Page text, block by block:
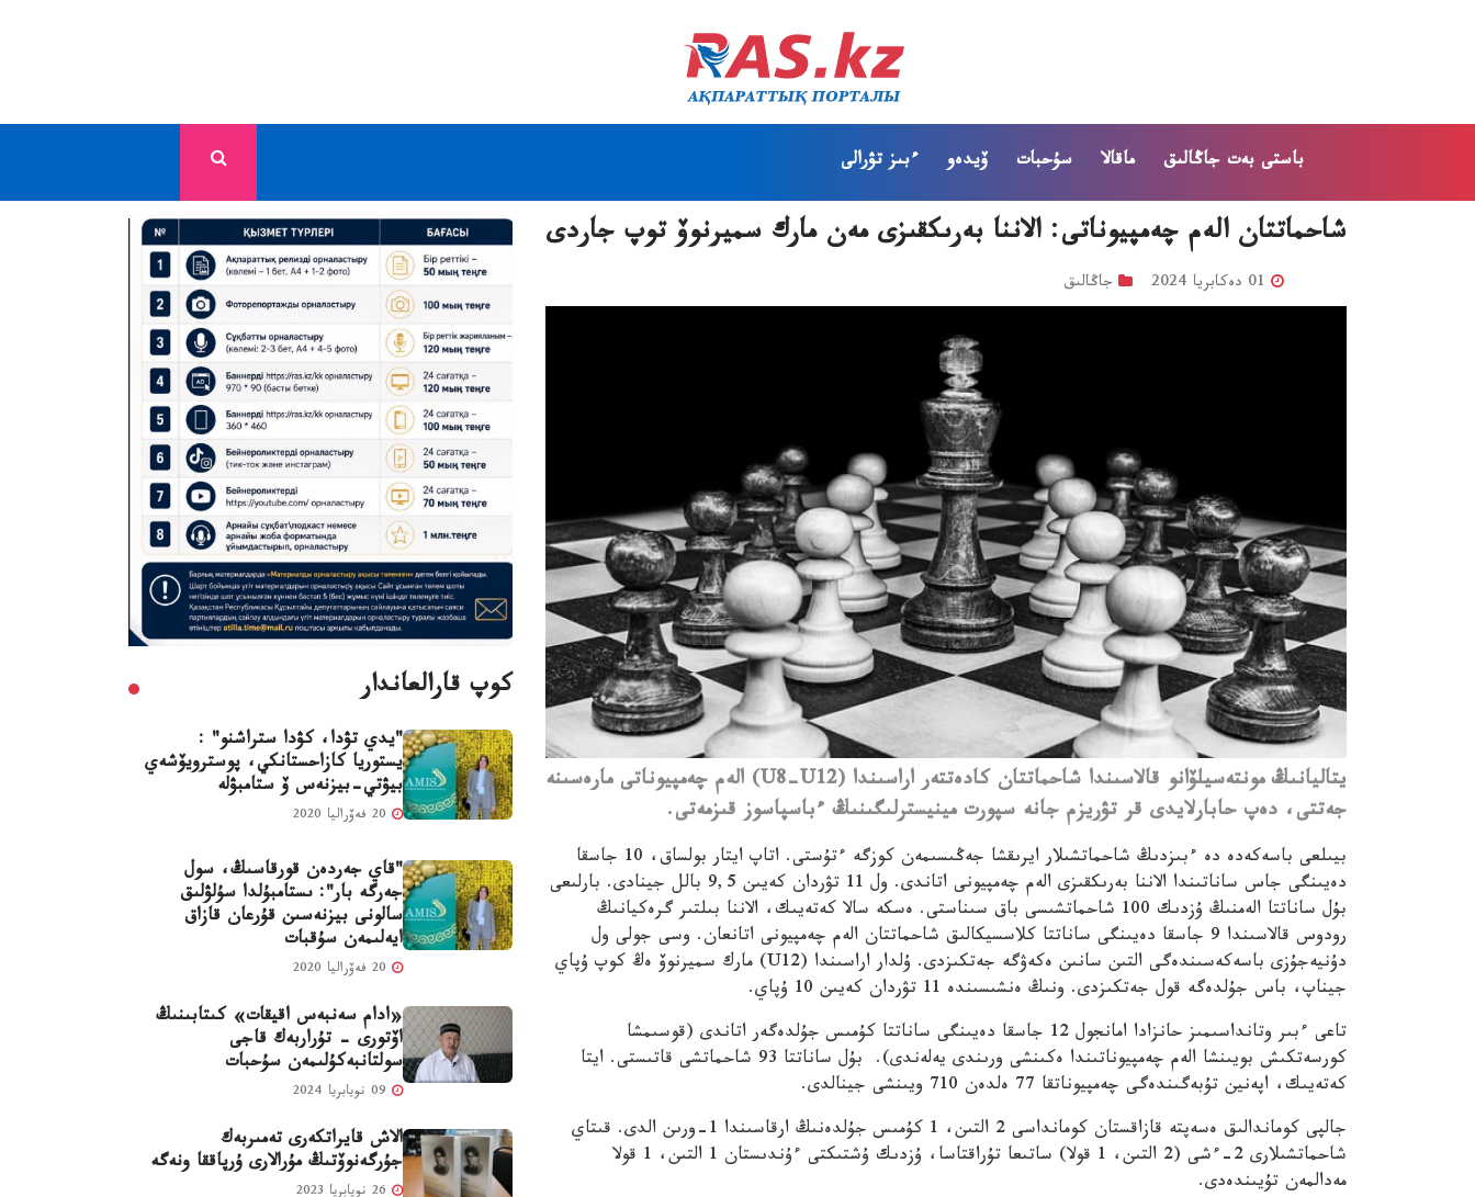
باستى بەت جاڭالىق ماقالا سۇحبات ۆيدەو ءبىز تۋرالى
شاحماتتان الەم چەمپيوناتى: الاننا بەرىكقىزى مەن مارك سميرنوۆ توپ جاردى
جاڭالىق
يتاليانىڭ مونتەسيلۆانو قالاسىندا شاحماتتان كادەتتەر اراسىندا (U8-U12) الەم چەمپيوناتى مارەسىنە
جەتتى، دەپ حابارلايدى قر تۋريزم جانە سپورت مينيسترلىگىنىڭ ءباسپاسوز قىزمەتى.
بيىلعى باسەكەدە دە ءبىزدىڭ شاحماتشىلار ايرىقشا جەڭىسىمەن كوزگە ءتۇستى. اتاپ ايتار بولساق، 10 جاسقا
دەيىنگى جاس ساناتىندا الاننا بەرىكقىزى الەم چەمپيونى اتاندى. ول 11 تۋردان كەيىن 9,5 بالل جينادى. بارلىعى
بۇل ساناتتا الەمنىڭ ۇزدىك 100 شاحماتشىسى باق سىناستى.
ەسكە سالا كەتەيىك، الاننا بىلتىر گرەكيانىڭ
رودوس قالاسىندا 9 جاسقا دەيىنگى ساناتتا كلاسسيكالىق شاحماتتان الەم چەمپيونى اتانعان. وسى جولى ول
دۇنيەجۇزى باسەكەسىندەگى التىن سانىن ەكەۋگە جەتكىزدى.
ۇلدار اراسىندا (U12) مارك سميرنوۆ ەڭ كوپ ۇپاي
جيناپ، باس جۇلدەگە قول جەتكىزدى. ونىڭ ەنشىسىندە 11 تۋردان كەيىن 10 ۇپاي.
تاعى ءبىر وتانداسىمىز حانزادا امانجول 12 جاسقا دەيىنگى ساناتتا كۇمىس جۇلدەگەر اتاندى (قوسىمشا
كورسەتكىش بويىنشا الەم چەمپيوناتىندا ەكىنشى ورىندى يەلەندى). بۇل ساناتتا 93 شاحماتشى قاتىستى.
ايتا
كەتەيىك، اپەنين تۇبەگىندەگى چەمپيوناتقا 77 ەلدەن 710 ويىنشى جينالدى.
جالپى كوماندالىق ەسەپتە قازاقستان كومانداسى 2 التىن، 1 كۇمىس جۇلدەنىڭ ارقاسىندا 1-ورىن الدى. قىتاي
شاحماتشىلارى 2-ءشى (2 التىن، 1 قولا) ساتىعا تۇراقتاسا، ۇزدىك ۇشتىكتى ءۇندىستان 1 التىن، 1 قولا
مەدالمەن تۇيىندەدى.
كوپ قارالعاندار
"يدي تۋدا، كۋدا ستراشنو" :
يستوريا كازاحستانكي، پوسترويۆشەي
بيۋتي-بيزنەس ۆ ستامبۋلە
"قاي جەردەن قورقاسىڭ، سول
جەرگە بار": ىستامبۇلدا سۇلۋلىق
سالونى بيزنەسىن قۇرعان قازاق
ايەلىمەن سۇقبات
«ادام سەنبەس اقيقات» كىتابىنىڭ
اۆتورى - تۇراربەك قاجى
سولتانبەكۇلىمەن سۇحبات
الاش قايراتكەرى تەمىربەك
جۇرگەنوۆتىڭ مۇرالارى ۇرپاققا ونەگە